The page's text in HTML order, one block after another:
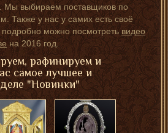
Мы выбираем поставщиков по
Также у нас у самих есть своё
подробно можно посмотретьвидео
на 2016 год.
рафинируем и
самое лучшее и
"Новинки"